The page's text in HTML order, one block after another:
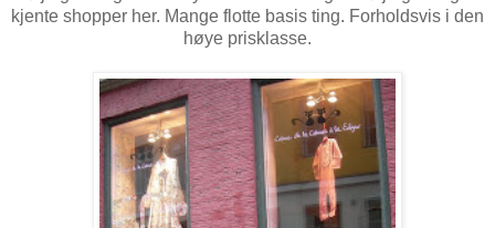
kjente shopper her. Mange flotte basis ting. Forholdsvis i den
høye prisklasse.